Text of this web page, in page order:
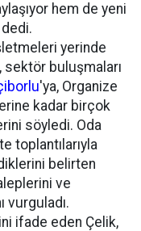
hem de yeni
yerinde
buluşmaları
'ya, Organize
kadar birçok
söyledi. Oda
toplantılarıyla
belirten
ve
vurguladı.
ifade eden Çelik,